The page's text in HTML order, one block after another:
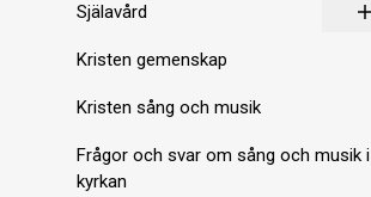
Själavård
Kristen gemenskap
Kristen sång och musik
Frågor och svar om sång och musik i
kyrkan